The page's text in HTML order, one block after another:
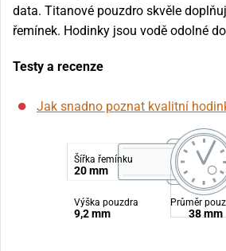
data. Titanové pouzdro skvěle
řemínek. Hodinky jsou vodě odolné
Testy a recenze
Jak snadno poznat kvalitní
Šířka řemínku
20 mm
Výška pouzdra
9,2 mm
Průměr
38 mm